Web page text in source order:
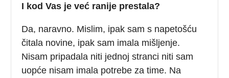
I kod Vas je već ranije prestala?
Da, naravno. Mislim, ipak sam s napetošću
čitala novine, ipak sam imala mišljenje.
Nisam pripadala niti jednoj stranci niti sam
uopće nisam imala potrebe za time. Na